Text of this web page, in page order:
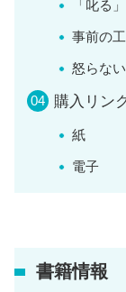
「叱る
事前の
怒らな
購入リン
紙
電子
書籍情報